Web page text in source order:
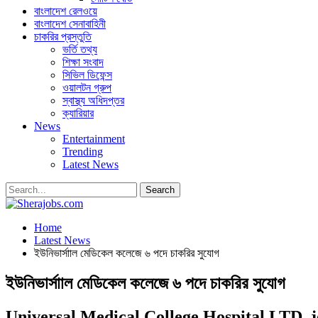
বাংলাদেশ রেলওয়ে
বাংলাদেশ সেনাবাহিনী
চাকরির প্রস্তুতি
ভর্তি তথ্য
শিক্ষা সংবাদ
সিভিল ডিফেন্স
ওয়ালটন গ্রুপ
স্বাস্থ্য অধিদপ্তর
ক্যারিয়ার
News
Entertainment
Trending
Latest News
Home
Latest News
ইউনিভার্সাাল মেডিকেল কলেজে ৬ পদে চাকরির সুযোগ
ইউনিভার্সাাল মেডিকেল কলেজে ৬ পদে চাকরির সুযোগ